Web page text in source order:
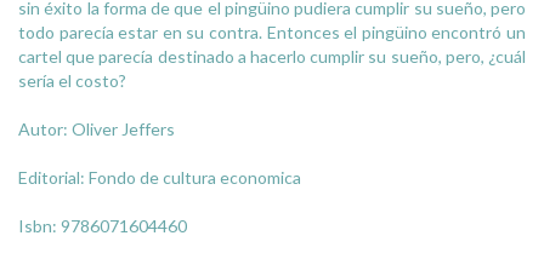
sin éxito la forma de que el pingüino pudiera cumplir su sueño, pero
todo parecía estar en su contra. Entonces el pingüino encontró un
cartel que parecía destinado a hacerlo cumplir su sueño, pero, ¿cuál
sería el costo?
Autor: Oliver Jeffers
Editorial: Fondo de cultura economica
Isbn: 9786071604460